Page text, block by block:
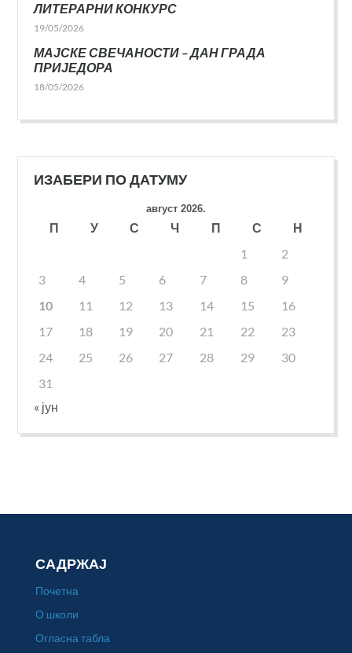
ЛИТЕРАРНИ КОНКУРС
19/05/2026
МАЈСКЕ СВЕЧАНОСТИ – ДАН ГРАДА
ПРИЈЕДОРА
18/05/2026
ИЗАБЕРИ ПО ДАТУМУ
август 2026.
П У С Ч П С
Н
1
2
3
4 5 6 7 8
9
10
11 12 13 14 15
16
17
18 19 20 21 22
23
24
25 26 27 28 29
30
31
« јун
САДРЖАЈ
Почетна
О школи
Огласна табла